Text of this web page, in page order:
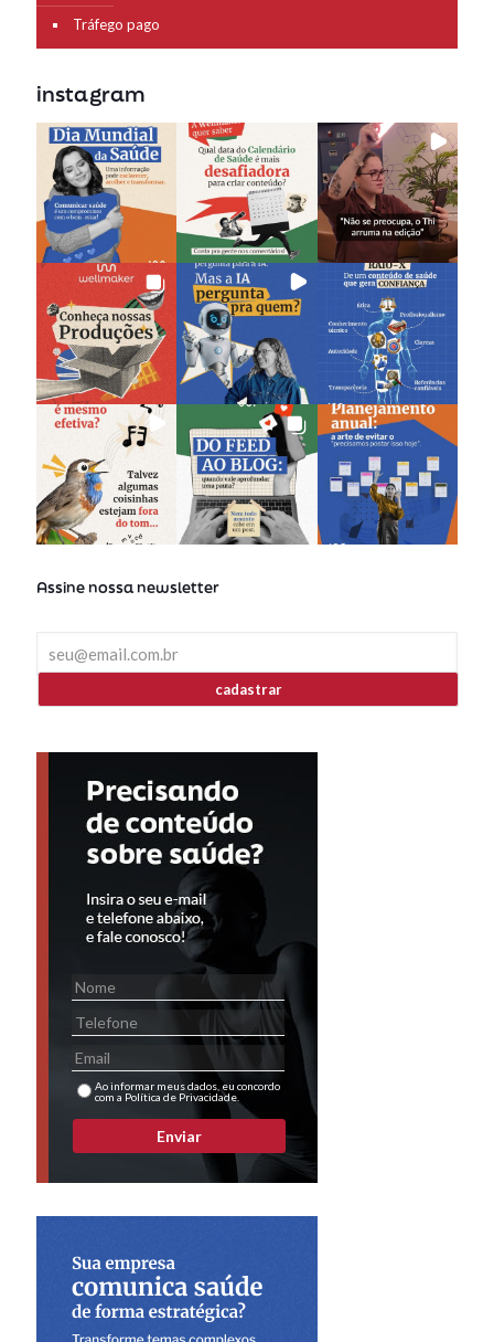
Tráfego pago
instagram
Assine nossa newsletter
cadastrar
Ao informar meus dados, eu concordo
com a Política de Privacidade.
Enviar